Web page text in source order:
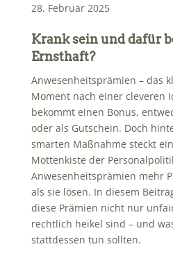
28. Februar 2025
Krank sein und dafür
Ernsthaft?
Anwesenheitsprämien – das
Moment nach einer cleveren
bekommt einen Bonus,
oder als Gutschein. Doch
smarten Maßnahme steckt
Mottenkiste der
Anwesenheitsprämien mehr
als sie lösen. In diesem
diese Prämien nicht nur
rechtlich heikel sind – und
stattdessen tun sollten.